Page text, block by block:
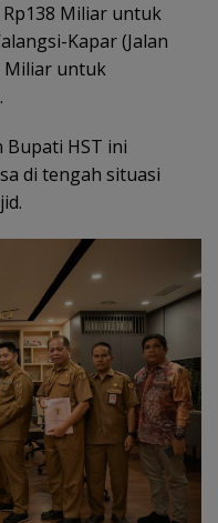
Miliar untuk
Kapar (Jalan
Miliar untuk
Bupati HST ini
di tengah situasi